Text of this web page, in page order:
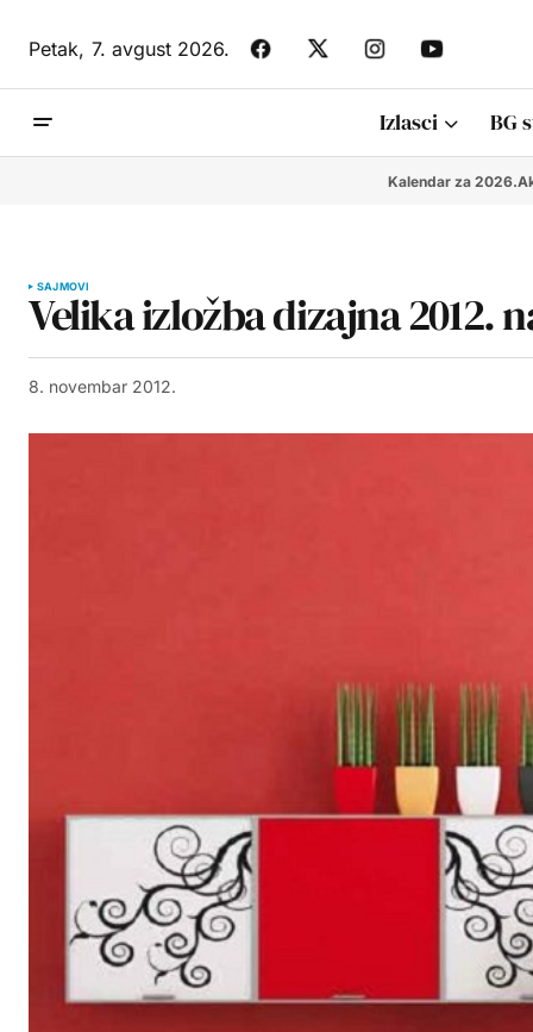
Petak,7. avgust 2026.
Izlasci BG
Kalendar za 2026.
SAJMOVI
Velika izložba dizajna 2012.
8. novembar 2012.